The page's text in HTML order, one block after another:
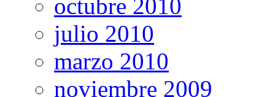
octubre 2010
julio 2010
marzo 2010
noviembre 2009